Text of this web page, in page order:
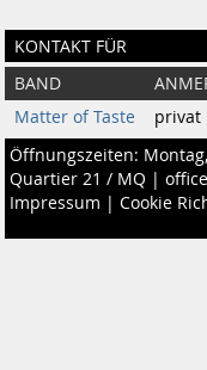
KONTAKT FÜR
BAND
Matter of Taste
privat
Öffnungszeiten:
Quartier 21 / MQ |
Impressum | Cookie